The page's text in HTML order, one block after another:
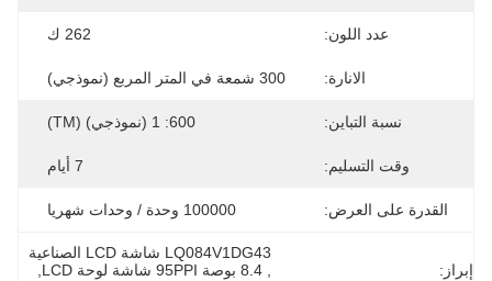
عدد اللون: 262 ك
الانارة: 300 شمعة في المتر المربع (نموذجي)
نسبة التباين: 600: 1 (نموذجي) (TM)
وقت التسليم: 7 أيام
القدرة على العرض: 100000 وحدة / وحدات شهريا
إبراز:
LQ084V1DG43 شاشة LCD الصناعية
8.4 بوصة 95PPI شاشة لوحة LCD